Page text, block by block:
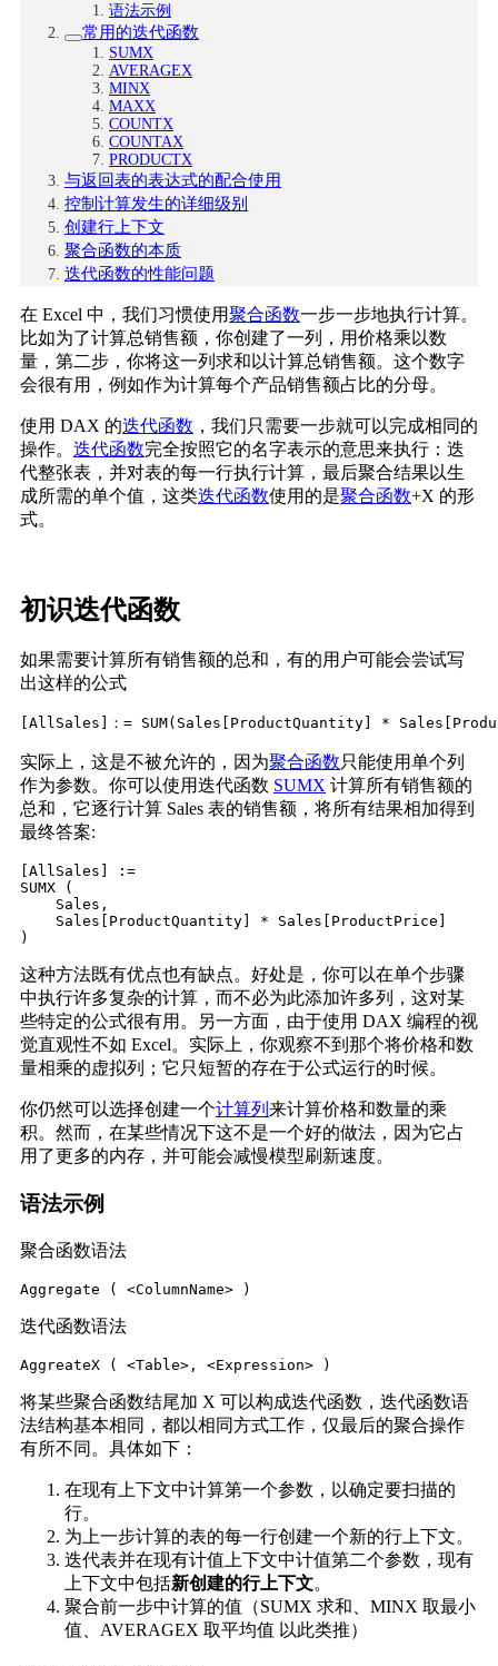
语法示例
常用的迭代函数
SUMX
AVERAGEX
MINX
MAXX
COUNTX
COUNTAX
PRODUCTX
与返回表的表达式的配合使用
控制计算发生的详细级别
创建行上下文
聚合函数的本质
迭代函数的性能问题
在 Excel 中，我们习惯使用聚合函数一步一步地执行计算。
比如为了计算总销售额，你创建了一列，用价格乘以数
量，第二步，你将这一列求和以计算总销售额。这个数字
会很有用，例如作为计算每个产品销售额占比的分母。
使用 DAX 的迭代函数 ，我们只需要一步就可以完成相同的
操作。 迭代函数完全按照它的名字表示的意思来执行：迭
代整张表，并对表的每一行执行计算，最后聚合结果以生
成所需的单个值，这类迭代函数使用的是聚合函数+X 的形
式。
初识迭代函数
如果需要计算所有销售额的总和，有的用户可能会尝试写
出这样的公式
[AllSales]：= SUM(Sales[ProductQuantity] *
实际上，这是不被允许的，因为聚合函数只能使用单个列
作为参数。你可以使用迭代函数 SUMX 计算所有销售额的
总和，它逐行计算 Sales 表的销售额，将所有结果相加得到
最终答案:
[AllSales] :=
SUMX (
    Sales,
    Sales[ProductQuantity] * Sales[ProductPrice]
)
这种方法既有优点也有缺点。好处是，你可以在单个步骤
中执行许多复杂的计算，而不必为此添加许多列，这对某
些特定的公式很有用。另一方面，由于使用 DAX 编程的视
觉直观性不如 Excel。实际上，你观察不到那个将价格和数
量相乘的虚拟列；它只短暂的存在于公式运行的时候。
你仍然可以选择创建一个计算列 来计算价格和数量的乘
积。然而，在某些情况下这不是一个好的做法，因为它占
用了更多的内存，并可能会减慢模型刷新速度。
语法示例
聚合函数语法
Aggregate ( <ColumnName> )
迭代函数语法
AggreateX ( <Table>, <Expression> )
将某些聚合函数结尾加 X 可以构成迭代函数，迭代函数语
法结构基本相同，都以相同方式工作，仅最后的聚合操作
有所不同。具体如下：
在现有上下文中计算第一个参数，以确定要扫描的
行。
为上一步计算的表的每一行创建一个新的行上下文。
迭代表并在现有计值上下文中计值第二个参数，现有
上下文中包括新创建的行上下文。
聚合前一步中计算的值（SUMX 求和、MINX 取最小
值、AVERAGEX 取平均值 以此类推）